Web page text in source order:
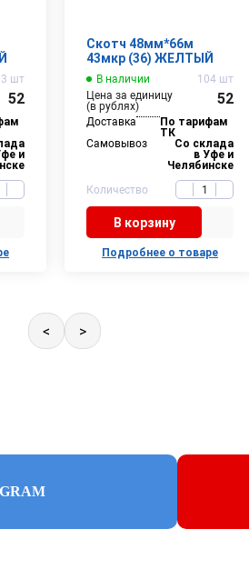
шт
52
и
Скотч 48мм*66м
43мкр (36) ЖЕЛТЫЙ
В наличии
104 шт
Цена за единицу
(в рублях)
52
Доставка
По тарифам
ТК
Самовывоз
Со склада
в Уфе и
Челябинске
Количество
В корзину
Подробнее о товаре
< >